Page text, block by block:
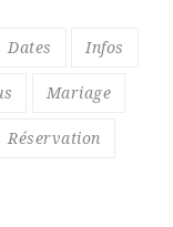
Dates Infos
Mariage
Réservation